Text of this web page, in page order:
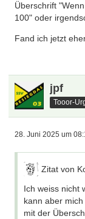
Überschrift
100" oder
Fand ich jetzt
jpf
Tooor-
28. Juni 2025 um
Zitat von
Ich weiss nicht
kann aber
mit der